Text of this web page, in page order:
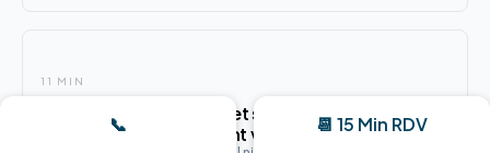
11 MIN
Convention de preuve et signature électronique
: sécuriser juridiquement vos contrats digitaux
📞 📆 15 Min RDV